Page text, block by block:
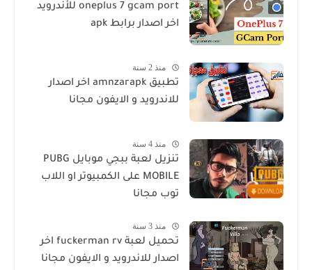
oneplus 7 gcam port للأندرويد
اخر اصدار برابط apk
منذ 2 سنة
تطبيق amnzarapk اخر اصدار
للاندرويد و الايفون مجانا
منذ 4 سنة
تنزيل لعبة ببجي موبايل PUBG
MOBILE على الكمبيوتر او اللاب
توب مجانا
منذ 3 سنة
تحميل لعبة fuckerman rv اخر
اصدار للاندرويد و الايفون مجانا